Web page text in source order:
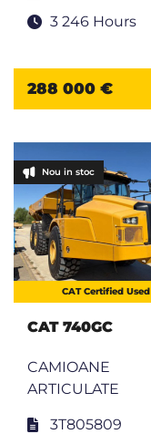
3 246 Hours
288 000 €
Nou in stoc
CAT Certified Used
CAT 740GC
CAMIOANE
ARTICULATE
3T805809